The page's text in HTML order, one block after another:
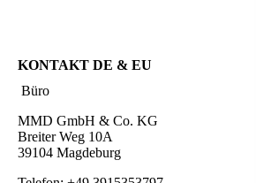
KONTAKT DE & EU
Büro
MMD GmbH & Co. KG
Breiter Weg 10A
39104 Magdeburg